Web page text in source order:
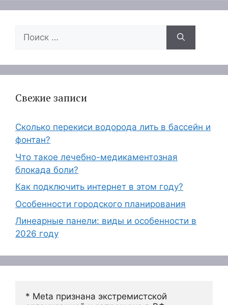
Поиск:
Свежие записи
Сколько перекиси водорода лить в бассейн и
фонтан?
Что такое лечебно-медикаментозная
блокада боли?
Как подключить интернет в этом году?
Особенности городского планирования
Линеарные панели: виды и особенности в
2026 году
* Meta признана экстремистской